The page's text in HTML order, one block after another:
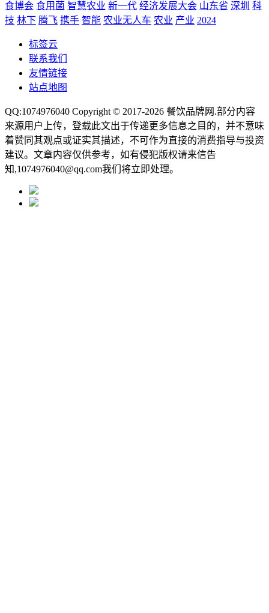
食博会 食用菌 智慧农业 新一代 经济发展大会 山东省 深圳 科
技 林下 腾飞 携手 智能 农业无人车 农业 产业 2024
标签云
联系我们
友情链接
站点地图
QQ:1074976040 Copyright © 2017-2026 餐饮品牌网 .部分内容
来源用户上传，登载此文出于传递更多信息之目的，并不意味
着赞同其观点或证实其描述，不可作为直接的消费指导与投资
建议。文章内容仅供参考，如有侵犯版权请来信告
知,1074976040@qq.com我们将立即处理。